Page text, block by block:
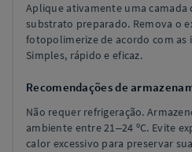
Aplique ativamente uma camada
substrato preparado. Remova o
fotopolimerize de acordo com as
Simples, rápido e eficaz.
Recomendações de
Não requer refrigeração.
ambiente entre 21–24 ºC. Evite
calor excessivo para preservar